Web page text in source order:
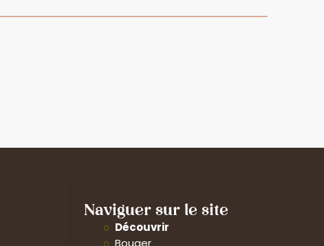
Naviguer sur le site
Découvrir
Bouger